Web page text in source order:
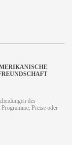
des
Preise oder